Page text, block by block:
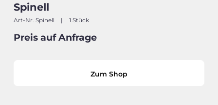
Spinell
Art-Nr. Spinell | 1 Stück
Preis auf Anfrage
Zum Shop